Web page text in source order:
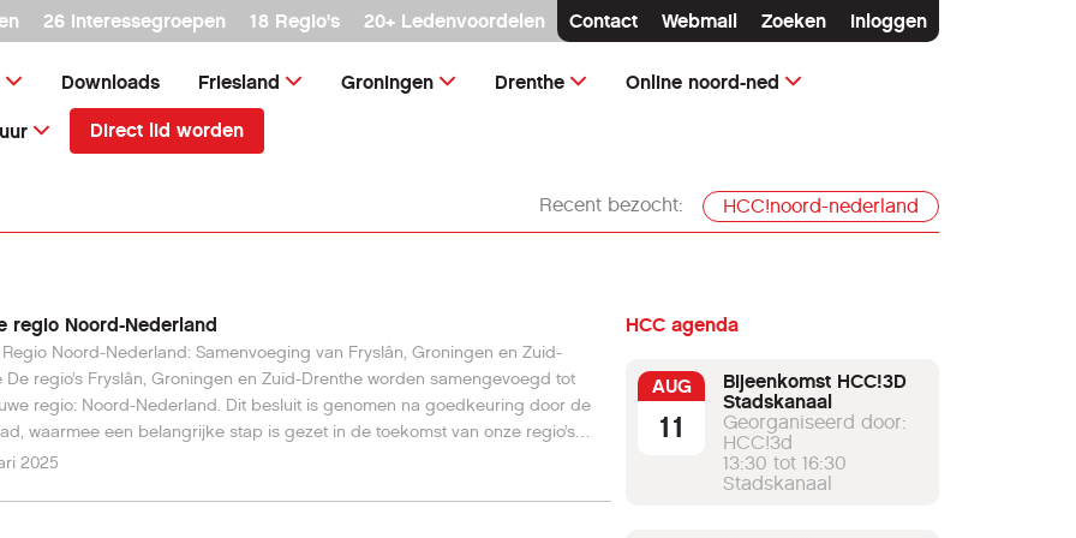
26 interessegroepen 18 Regio's 20+ Ledenvoordelen Contact Webmail Zoeken Inloggen
Downloads Friesland Groningen Drenthe Online noord-ned
Direct lid worden
Recent bezocht: HCC!noord-nederland
regio Noord-Nederland
Regio Noord-Nederland: Samenvoeging van Fryslân, Groningen en Zuid-
De regio’s Fryslân, Groningen en Zuid-Drenthe worden samengevoegd tot
regio: Noord-Nederland. Dit besluit is genomen na goedkeuring door de
waarmee een belangrijke stap is gezet in de toekomst van onze regio’s
De samenvoeging biedt nieuwe mogelijkheden voor samenwerking,
2025
HCC agenda
AUG
11
Bijeenkomst HCC!3D
Stadskanaal
Georganiseerd door:
HCC!3d
13:30 tot 16:30
Stadskanaal